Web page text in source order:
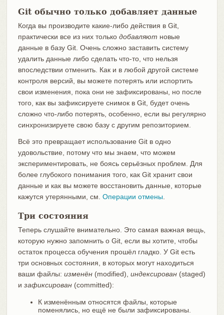
Git обычно только добавляет данные
Когда вы производите какие-либо действия в Git,
практически все из них только добавляют новые
данные в базу Git. Очень сложно заставить систему
удалить данные либо сделать что-то, что нельзя
впоследствии отменить. Как и в любой другой системе
контроля версий, вы можете потерять или испортить
свои изменения, пока они не зафиксированы, но после
того, как вы зафиксируете снимок в Git, будет очень
сложно что-либо потерять, особенно, если вы регулярно
синхронизируете свою базу с другим репозиторием.
Всё это превращает использование Git в одно
удовольствие, потому что мы знаем, что можем
экспериментировать, не боясь серьёзных проблем. Для
более глубокого понимания того, как Git хранит свои
данные и как вы можете восстановить данные, которые
кажутся утерянными, см. Операции отмены.
Три состояния
Теперь слушайте внимательно. Это самая важная вещь,
которую нужно запомнить о Git, если вы хотите, чтобы
остаток процесса обучения прошёл гладко. У Git есть
три основных состояния, в которых могут находиться
ваши файлы: изменён(modified), индексирован(staged)
и зафиксирован(committed):
К изменённым относятся файлы, которые
поменялись, но ещё не были зафиксированы.